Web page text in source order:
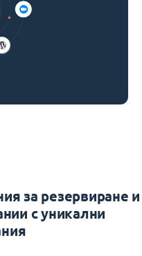
за резервиране и
с уникални